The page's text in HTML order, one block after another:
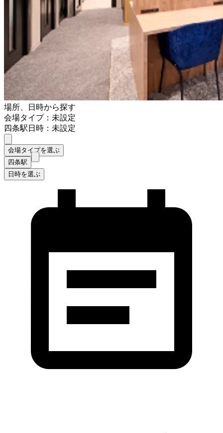
場所、日時から探す
会場タイプ：未設定
四条駅日時：未設定
会場タイプを選ぶ
四条駅
日時を選ぶ